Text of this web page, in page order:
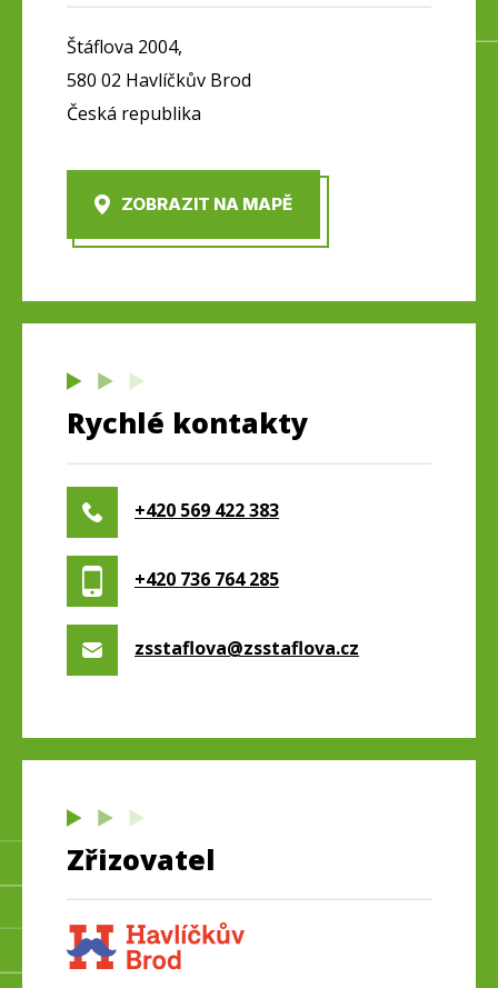
Štáflova 2004,
580 02 Havlíčkův Brod
Česká republika
ZOBRAZIT NA MAPĚ
Rychlé kontakty
+420 569 422 383
+420 736 764 285
zsstaflova@zsstaflova.cz
Zřizovatel